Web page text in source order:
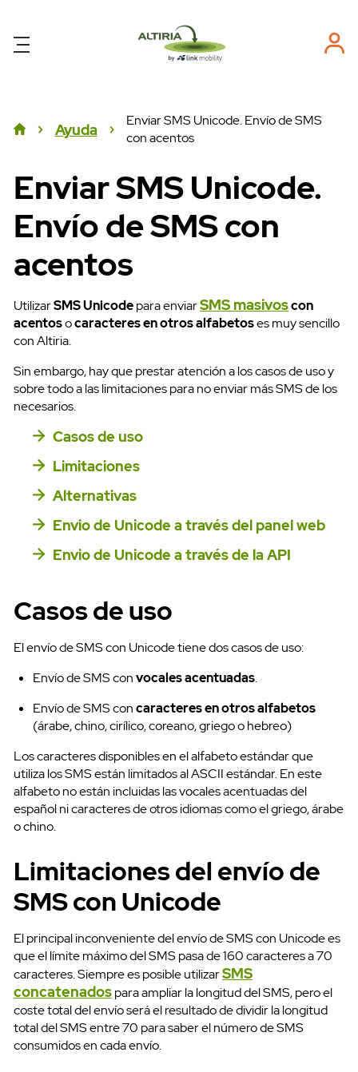
Ayuda
Enviar SMS Unicode. Envío de SMS
con acentos
Enviar SMS Unicode.
Envío de SMS con
acentos
UtilizarSMS Unicodepara enviarSMS masivoscon
acentosocaracteres en otros alfabetoses muy sencillo
con Altiria.
Sin embargo, hay que prestar atención a los casos de uso y
sobre todo a las limitaciones para no enviar más SMS de los
necesarios.
Casos de uso
Limitaciones
Alternativas
Envio de Unicode a través del panel web
Envio de Unicode a través de la API
Casos de uso
El envío de SMS con Unicode tiene dos casos de uso:
Envío de SMS convocales acentuadas.
Envío de SMS concaracteres en otros alfabetos
(árabe, chino, cirílico, coreano, griego o hebreo)
Los caracteres disponibles en el alfabeto estándar que
utiliza los SMS están limitados al ASCII estándar. En este
alfabeto no están incluidas las vocales acentuadas del
español ni caracteres de otros idiomas como el griego, árabe
o chino.
Limitaciones del envío de
SMS con Unicode
El principal inconveniente del envío de SMS con Unicode es
que el límite máximo del SMS pasa de 160 caracteres a 70
caracteres. Siempre es posible utilizarSMS
concatenadospara ampliar la longitud del SMS, pero el
coste total del envío será el resultado de dividir la longitud
total del SMS entre 70 para saber el número de SMS
consumidos en cada envío.